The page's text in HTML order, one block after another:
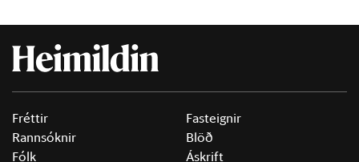
Fréttir
Rannsóknir
Fólk
Fasteignir
Blöð
Áskrift